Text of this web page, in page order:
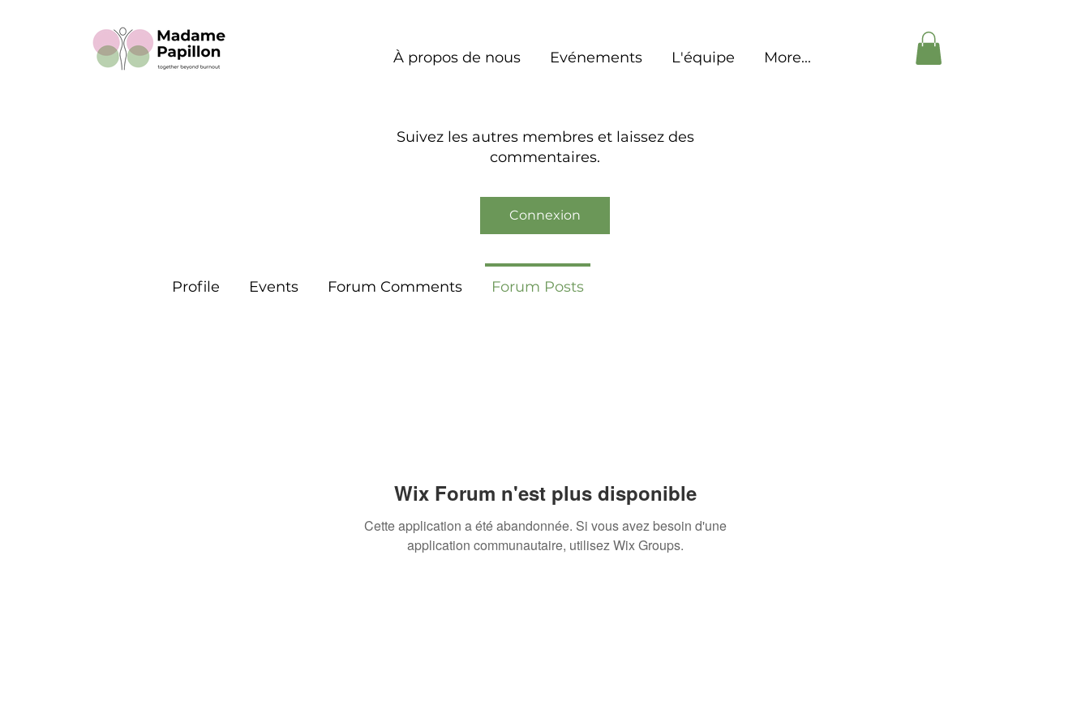
À propos de nous Evénements L'équipe More...
Wix Forum n'est plus disponible
Cette application a été abandonnée. Si vous avez besoin d'une
application communautaire, utilisez Wix Groups.
Suivez les autres membres et laissez des
commentaires.
Connexion
Profile Events Forum Comments Forum Posts